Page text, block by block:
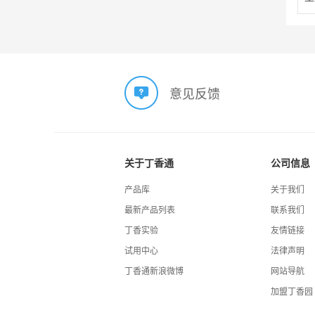
意见反馈
关于丁香通
产品库
最新产品列表
丁香实验
试用中心
丁香通新浪微博
公司信息
关于我们
联系我们
友情链接
法律声明
网站导航
加盟丁香园